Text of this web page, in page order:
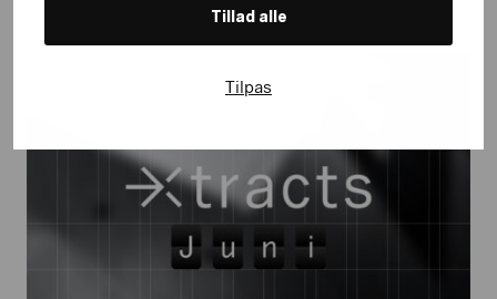
Tillad alle
Tilpas